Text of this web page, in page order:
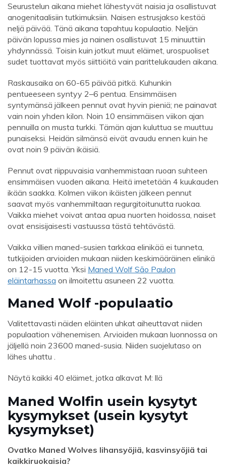
Seurustelun aikana miehet lähestyvät naisia ​​ja osallistuvat
anogenitaalisiin tutkimuksiin. Naisen estrusjakso kestää
neljä päivää. Tänä aikana tapahtuu kopulaatio. Neljän
päivän lopussa mies ja nainen osallistuvat 15 minuuttiin
yhdynnässä. Toisin kuin jotkut muut eläimet, urospuoliset
sudet tuottavat myös siittiöitä vain parittelukauden aikana.
Raskausaika on 60-65 päivää pitkä. Kuhunkin
pentueeseen syntyy 2–6 pentua. Ensimmäisen
syntymänsä jälkeen pennut ovat hyvin pieniä; ne painavat
vain noin yhden kilon. Noin 10 ensimmäisen viikon ajan
pennuilla on musta turkki. Tämän ajan kuluttua se muuttuu
punaiseksi. Heidän silmänsä eivät avaudu ennen kuin he
ovat noin 9 päivän ikäisiä.
Pennut ovat riippuvaisia ​​vanhemmistaan ​​ruoan suhteen
ensimmäisen vuoden aikana. Heitä imetetään 4 kuukauden
ikään saakka. Kolmen viikon ikäisten jälkeen pennut
saavat myös vanhemmiltaan regurgitoitunutta ruokaa.
Vaikka miehet voivat antaa apua nuorten hoidossa, naiset
ovat ensisijaisesti vastuussa tästä tehtävästä.
Vaikka villien maned-susien tarkkaa elinikää ei tunneta,
tutkijoiden arvioiden mukaan niiden keskimääräinen elinikä
on 12-15 vuotta. Yksi Maned Wolf São Paulon
eläintarhassa on ilmoitettu asuneen 22 vuotta.
Maned Wolf -populaatio
Valitettavasti näiden eläinten uhkat aiheuttavat niiden
populaation vähenemisen. Arvioiden mukaan luonnossa on
jäljellä noin 23600 maned-susia. Niiden suojelutaso on
lähes uhattu .
Näytä kaikki 40 eläimet, jotka alkavat M: llä
Maned Wolfin usein kysytyt
kysymykset (usein kysytyt
kysymykset)
Ovatko Maned Wolves lihansyöjiä, kasvinsyöjiä tai
kaikkiruokaisia?